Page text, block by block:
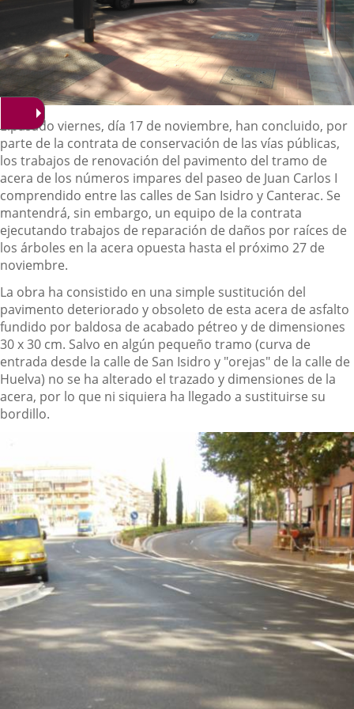
Descripción
Elpasado viernes, día 17 de noviembre, han concluido, por
parte de la contrata de conservación de las vías públicas,
los trabajos de renovación del pavimento del tramo de
acera de los números impares del paseo de Juan Carlos I
comprendido entre las calles de San Isidro y Canterac. Se
mantendrá, sin embargo, un equipo de la contrata
ejecutando trabajos de reparación de daños por raíces de
los árboles en la acera opuesta hasta el próximo 27 de
noviembre.
La obra ha consistido en una simple sustitución del
pavimento deteriorado y obsoleto de esta acera de asfalto
fundido por baldosa de acabado pétreo y de dimensiones
30 x 30 cm. Salvo en algún pequeño tramo (curva de
entrada desde la calle de San Isidro y "orejas" de la calle de
Huelva) no se ha alterado el trazado y dimensiones de la
acera, por lo que ni siquiera ha llegado a sustituirse su
bordillo.